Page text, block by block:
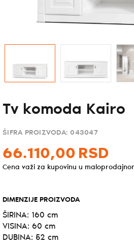
Tv komoda Kairo
ŠIFRA PROIZVODA:043047
66.110,00 RSD
Cena važi za kupovinu u
DIMENZIJE PROIZVODA
ŠIRINA: 160 cm
VISINA: 60 cm
DUBINA: 52 cm